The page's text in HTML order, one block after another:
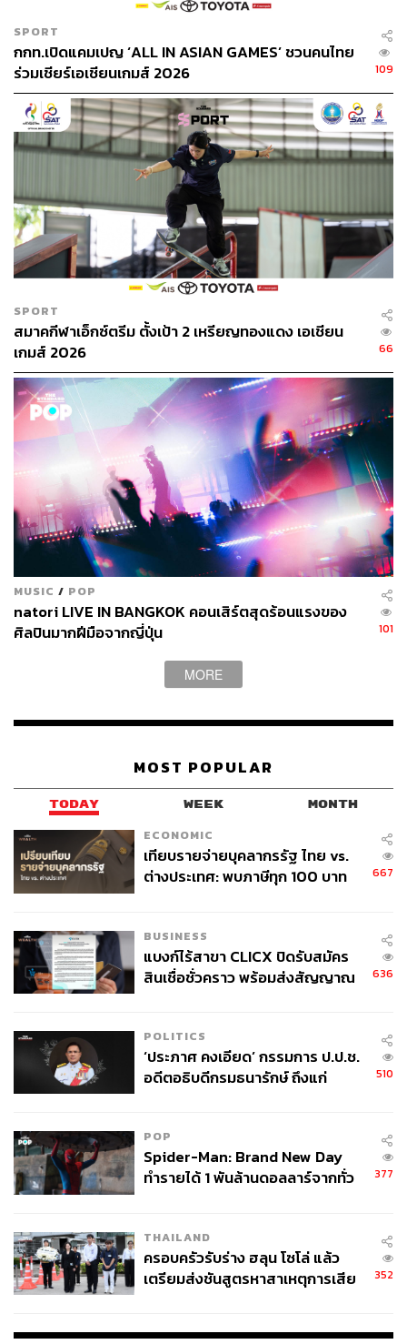
ชิ้นงานนี้เป็น “การทดลองทางพื้นที่” ที่นำนิยามของห้องน้ำชา
แบบดั้งเดิมมาสร้างใหม่ โดยใช้วัสดุเหล็กโครงสร้างเบา
(light-gauge steel) และตั้งใจให้บางจุดเกิดสนิม สะท้อนการ
ผ่านของกาลเวลา โครงสร้างถูกออกแบบให้มีขนาดตรงกับ
เสื่อทาทามิ (ที่ใช้ในห้องน้ำชา) และแม้จะใช้วัสดุ
อุตสาหกรรม แต่ภายในกลับให้ความรู้สึกสงบและสัมผัสได้ถึง
ความเป็นธรรมชาติ งานนี้สื่อถึงการตั้งคำถามว่า ในยุคที่วัสดุ
และโครงสร้างเปลี่ยนไปแล้ว “ความรู้สึกแบบญี่ปุ่น”
(Japanese sensibility) และการเชื่อมโยงกับธรรมชาติยังอยู่
ได้อย่างไร
Kizashi – From Error to Mirror
โดย Natsumi Komoto
Komoto นำอะลูมิเนียมมาขัดและหลอมจนเกิดลวดลายและ
เธอจัดแสดงทั้งสิ่งของ ประติมากรรม เฟอร์นิเจอร์ สเก็ตช์และ
งดงามที่เกิดจาก “ความผิดพลาด” (error) และการสะท้อนกลับ
(mirror) ว่าแม้สิ่งที่ดูไม่สมบูรณ์หรือเกิดจากความบังเอิญก็
สามารถให้ความหมายและความรู้สึกได้
Debris Rocket Tank Speakers
โดย Nomura Co., Ltd.
ลำโพงชุดนี้ผลิตจากถังเชื้อเพลิงจรวดที่ใช้งานแล้ว ซึ่งถูก
แปลงโฉมเป็นลำโพงแบบรอบทิศทาง (omnidirectional) โดย
ใช้ห้องเสียงทรงกระบอกและจานทรงกลมที่ช่วยกระจายเสียง
ต้นของ “ทรัพยากรใหม่” และชวนให้เราไตร่ตรองถึงความ
SPORT
กกท.เปิดแคมเปญ ‘ALL IN ASIAN GAMES’ ชวนคนไทย
ร่วมเชียร์เอเชียนเกมส์ 2026
109
SPORT
สมาคกีฬาเอ็กซ์ตรีม ตั้งเป้า 2 เหรียญทองแดง เอเชียน
เกมส์ 2026
66
MUSIC / POP
natori LIVE IN BANGKOK คอนเสิร์ตสุดร้อนแรงของ
ศิลปินมากฝีมือจากญี่ปุ่น
101
MORE
MOST POPULAR
TODAY WEEK MONTH
ECONOMIC
เทียบรายจ่ายบุคลากรรัฐ ไทย vs.
ต่างประเทศ: พบภาษีทุก 100 บาท
667
BUSINESS
แบงก์ไร้สาขา CLICX ปิดรับสมัคร
สินเชื่อชั่วคราว พร้อมส่งสัญญาณ
636
POLITICS
‘ประภาศ คงเอียด’ กรรมการ ป.ป.ช.
อดีตอธิบดีกรมธนารักษ์ ถึงแก่
510
POP
Spider-Man: Brand New Day
ทำรายได้ 1 พันล้านดอลลาร์จากทั่ว
377
THAILAND
ครอบครัวรับร่าง ฮลุน โซโล่ แล้ว
เตรียมส่งชันสูตรหาสาเหตุการเสีย
352